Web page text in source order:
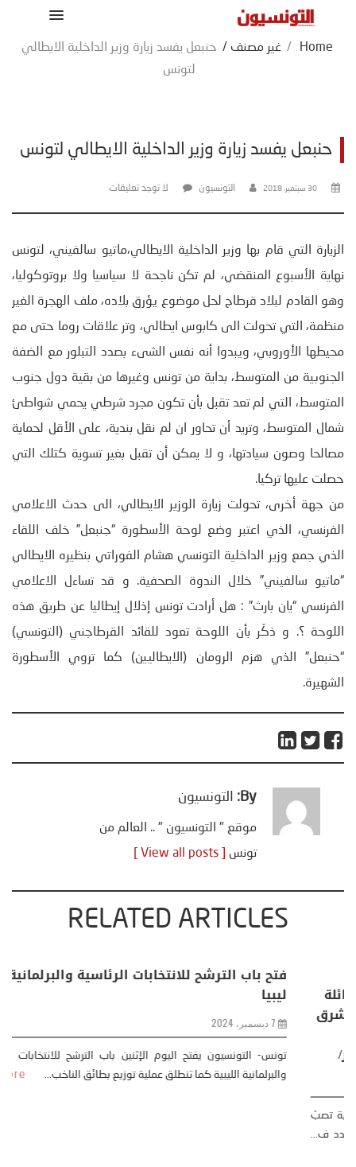
Home
/ غير مصنف / حنبعل يفسد زيارة وزير الداخلية الايطالي
لتونس
حنبعل يفسد زيارة وزير الداخلية الايطالي لتونس
30 سبتمبر، 2018 التونسيون لا توجد تعليقات
الزيارة التي قام بها وزير الداخلية الايطالي،ماتيو سالفيني، لتونس
نهاية الأسبوع المنقضي، لم تكن ناجحة لا سياسيا ولا بروتوكوليا،
وهو القادم لبلاد قرطاج لحل موضوع يؤرق بلاده، ملف الهجرة الغير
منظمة، التي تحولت الى كابوس ايطالي، وتر علاقات روما حتى مع
محيطها الأوروبي، ويبدوا أنه نفس الشىء بصدد التبلور مع الضفة
الجنوبية من المتوسط، بداية من تونس وغيرها من بقية دول جنوب
المتوسط، التي لم تعد تقبل بأن تكون مجرد شرطي يحمي شواطئ
شمال المتوسط، وتريد أن تحاور ان لم نقل بندية، على الأقل لحماية
مصالحا وصون سيادتها، و لا يمكن أن تقبل بغير تسوية كتلك التي
حصلت عليها تركيا.
من جهة أخرى، تحولت زيارة الوزير الايطالي، الى حدث الاعلامي
الفرنسي، الذي اعتبر وضع لوحة الأسطورة “جنبعل” خلف اللقاء
الذي جمع وزير الداخلية التونسي هشام الفوراتي بنظيره الايطالي
“ماتيو سالفيني” خلال الندوة الصحفية. و قد تساءل الاعلامي
الفرنسي “يان بارث” : هل أرادت تونس إذلال إيطاليا عن طريق هذه
اللوحة ؟. و ذكّر بأن اللوحة تعود للقائد القرطاجني (التونسي)
“حنبعل” الذي هزم الرومان (الايطاليين) كما تروي الأسطورة
الشهيرة.
By: التونسيون
موقع " التونسيون " .. العالم من
تونس
RELATED ARTICLES
الولايات المتحدة وسواها من الجهات المانحة
الدولية مارست نفوذًا كبيرًا وخصّصت موارد طائلة
من أجل الدفع باتجاه التحرير الاقتصادي في الشرق
الأوسط، في حين أنها أبدت تردّدًا في التركيز
بالدرجة نفسها على الإصلاحات السياسية /خبير/
يقول ديفيد لينفيلد، في مقابلة معه، إن الجهات المانحة الدولية تصبّ
في صالح هيكليات السلطة القائمة في الشرق الأوسط. وشدد ف...